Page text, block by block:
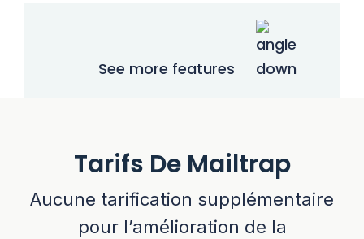
See more features
Tarifs De Mailtrap
Aucune tarification supplémentaire
pour l’amélioration de la